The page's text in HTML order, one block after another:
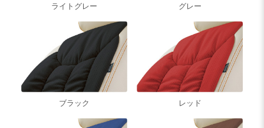
ライトグレー グレー
ブラック レッド